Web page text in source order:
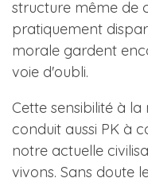
structure même de
pratiquement
morale gardent
voie d'oubli.
Cette sensibilité à
conduit aussi PK à
notre actuelle
vivons. Sans doute